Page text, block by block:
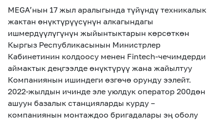
MEGA’нын 17 жыл аралыгында түйүндү техникалык
жактан өнүктүрүүсүнүн алкагындагы
ишмердүүлүгүнүн жыйынтыктарын көрсөткөн
Кыргыз Республикасынын Министрлер
Кабинетинин колдоосу менен Fintech-чечимдерди
аймактык деңгээлде өнүктүрүү жана жайылтуу
Компаниянын ишиндеги өзгөчө орунду ээлейт.
2022-жылдын ичинде эле уюлдук оператор 200дөн
ашуун базалык станцияларды курду –
компаниянын монтаждоо бригадалары эң оболу